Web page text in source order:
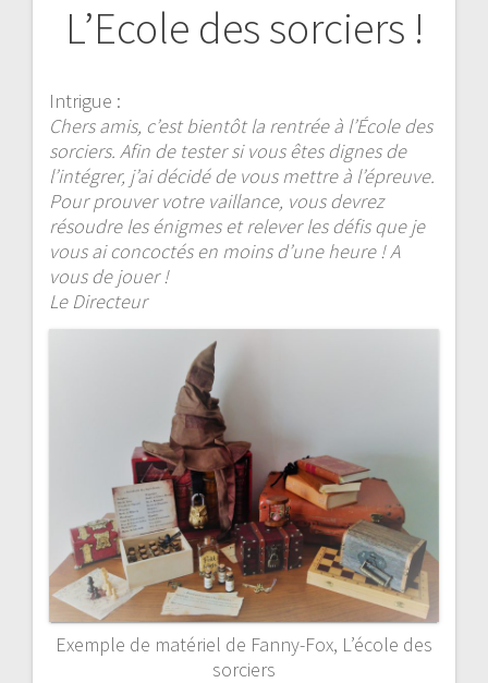
L’Ecole des sorciers !
Intrigue :
Chers amis, c’est bientôt la rentrée à l’École des
sorciers. Afin de tester si vous êtes dignes de
l’intégrer, j’ai décidé de vous mettre à l’épreuve.
Pour prouver votre vaillance, vous devrez
résoudre les énigmes et relever les défis que je
vous ai concoctés en moins d’une heure ! A
vous de jouer !
Le Directeur
Exemple de matériel de Fanny-Fox, L’école des
sorciers